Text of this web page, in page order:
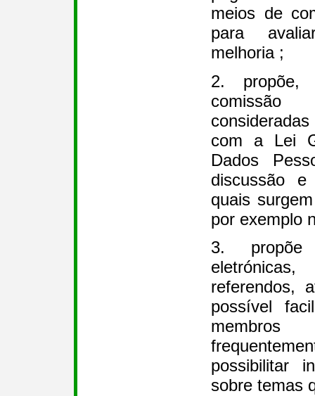
meios de
para
melhoria ;
2.
com a Lei
Dados
discussão
quais
por exemplo
3. propõe
referendos,
possível
possibilitar
sobre temas